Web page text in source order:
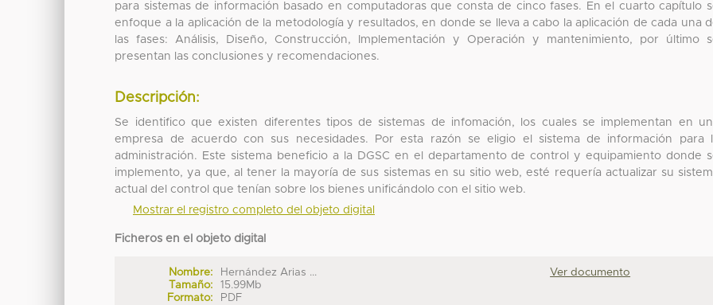
para sistemas de información basado en computadoras que consta de cinco fases. En el cuarto capítulo
enfoque a la aplicación de la metodología y resultados, en donde se lleva a cabo la aplicación de cada una
las fases: Análisis, Diseño, Construcción, Implementación y Operación y mantenimiento, por último
presentan las conclusiones y recomendaciones.
Descripción:
Se identifico que existen diferentes tipos de sistemas de infomación, los cuales se implementan en
empresa de acuerdo con sus necesidades. Por esta razón se eligio el sistema de información para
administración. Este sistema beneficio a la DGSC en el departamento de control y equipamiento donde
implemento, ya que, al tener la mayoría de sus sistemas en su sitio web, esté requería actualizar su
actual del control que tenían sobre los bienes unificándolo con el sitio web.
Mostrar el registro completo del objeto digital
Ficheros en el objeto digital
Nombre:
Hernández Arias ...
Tamaño:
15.99Mb
Formato:
PDF
Ver documento